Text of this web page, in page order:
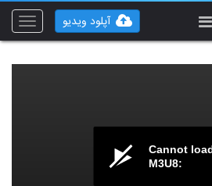
Toggle
آپلود ویدیو
Cannot
M3U8: